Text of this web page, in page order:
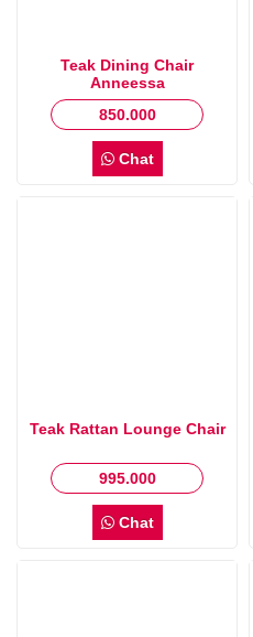
Teak Dining Chair
Anneessa
850.000
Chat
Teak Rattan Lounge Chair
995.000
Chat